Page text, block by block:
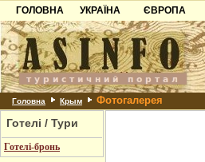
ГОЛОВНА
УКРАЇНА
Карпати
Азов
Причорноморря
Шацьк
ЄВРОПА
Чорногорія
Хорватія
Болгарія
Албанія
Головна Крым Фотогалерея
Готелі / Тури
Готелі-бронь